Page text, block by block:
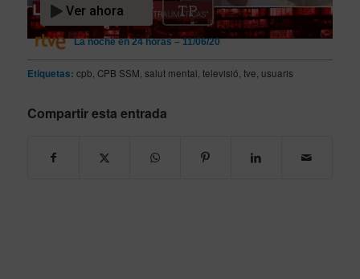
La noche en 24 horas – 11/06/20
Etiquetas: cpb CPB SSM salut mental televisió tve usuaris
Compartir esta entrada